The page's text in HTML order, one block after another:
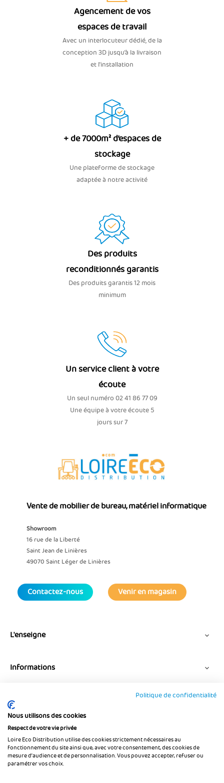
Agencement de vos
espaces de travail
Avec un interlocuteur dédié, de la
conception 3D jusqu’à la livraison
et l'installation
+ de 7000m² d’espaces de
stockage
Une plateforme de stockage
adaptée à notre activité
Des produits
reconditionnés garantis
Des produits garantis 12 mois
minimum
Un service client à votre
écoute
Un seul numéro 02 41 86 77 09
Une équipe à votre écoute 5
jours sur 7
Vente de mobilier de bureau, matériel informatique
Showroom
16 rue de la Liberté
Saint Jean de Linières
49070 Saint Léger de Linières
Contactez-nous Venir en magasin
L'enseigne 
Informations 
Suivez-nous
Politique de confidentialité
Nous utilisons des cookies
Respect de votre vie privée
Loire Eco Distribution utilise des cookies strictement nécessaires au
fonctionnement du site ainsi que, avec votre consentement, des cookies de
mesure d’audience et de personnalisation. Vous pouvez accepter, refuser ou
paramétrer vos choix.